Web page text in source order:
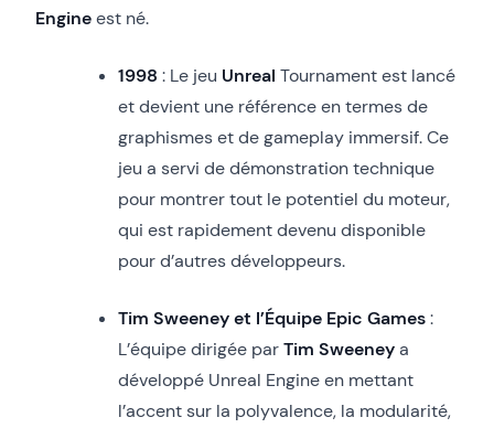
Engineest né.
1998 : Le jeu Unreal Tournament est lancé
et devient une référence en termes de
graphismes et de gameplay immersif. Ce
jeu a servi de démonstration technique
pour montrer tout le potentiel du moteur,
qui est rapidement devenu disponible
pour d’autres développeurs.
Tim Sweeney et l’Équipe Epic Games:
L’équipe dirigée parTim Sweeneya
développé Unreal Engine en mettant
l’accent sur la polyvalence, la modularité,